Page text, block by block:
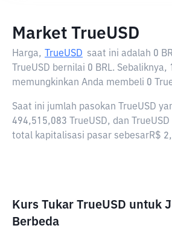
Market TrueUSD
Harga, TrueUSD saat ini adalah 0
TrueUSD bernilai 0 BRL. Sebaliknya,
memungkinkan Anda membeli 0
Saat ini jumlah pasokan TrueUSD
494,515,083 TrueUSD, dan
total kapitalisasi pasar sebesarR$
Kurs Tukar TrueUSD untuk
Berbeda